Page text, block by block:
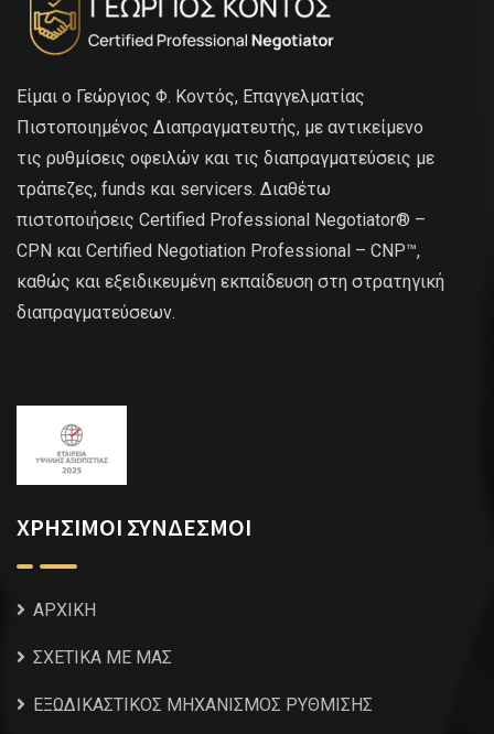
Είμαι ο Γεώργιος Φ. Κοντός, Επαγγελματίας
Πιστοποιημένος Διαπραγματευτής, με αντικείμενο
τις ρυθμίσεις οφειλών και τις διαπραγματεύσεις με
τράπεζες, funds και servicers. Διαθέτω
πιστοποιήσεις Certified Professional Negotiator® –
CPN και Certified Negotiation Professional – CNP™,
καθώς και εξειδικευμένη εκπαίδευση στη στρατηγική
διαπραγματεύσεων.
ΧΡΗΣΙΜΟΙ ΣΥΝΔΕΣΜΟΙ
ΑΡΧΙΚΗ
ΣΧΕΤΙΚΑ ΜΕ ΜΑΣ
ΕΞΩΔΙΚΑΣΤΙΚΟΣ ΜΗΧΑΝΙΣΜΟΣ ΡΥΘΜΙΣΗΣ